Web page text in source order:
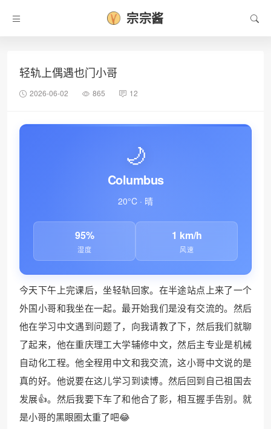
宗宗酱
轻轨上偶遇也门小哥
2026-06-02 865 12
🌙
Columbus
20°C · 晴
95%
湿度
1 km/h
风速
今天下午上完课后，坐轻轨回家。在半途站点上来了一个
外国小哥和我坐在一起。最开始我们是没有交流的。然后
他在学习中文遇到问题了，向我请教了下，然后我们就聊
了起来，他在重庆理工大学辅修中文，然后主专业是机械
自动化工程。他全程用中文和我交流，这小哥中文说的是
真的好。他说要在这儿学习到读博。然后回到自己祖国去
发展👍。然后我要下车了和他合了影，相互握手告别。就
是小哥的黑眼圈太重了吧😂